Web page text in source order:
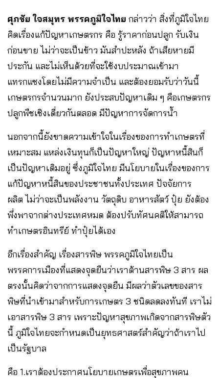
ศุภชัย ใจสมุทร พรรคภูมิใจไทย กล่าวว่า สิ่งที่ภูมิใจไทย
คิดเรื่องแก้ปัญหาเกษตรกร คือ รู้ราคาก่อนปลูก รับเงิน
ก่อนขาย ไม่ว่าจะเป็นข้าว มันสำปะหลัง ถ้าเสียหายมี
ประกัน และไม่เห็นด้วยที่จะใช้งบประมาณเข้ามา
แทรกแซงโดยไม่มีความจำเป็น และต้องยอมรับว่าวันนี้
เกษตรกรจำนวนมาก ยังประสบปัญหาเดิม ๆ คือเกษตรกร
ปลูกพืชเชิงเดี่ยวกันตลอด มีปัญหาการจัดการน้ำ
นอกจากนี้ยังขาดความเข้าใจในเรื่องของการทำเกษตรที่
เหมาะสม แหล่งเงินทุนก็เป็นปัญหาใหญ่ ปัญหาหนี้สินก็
เป็นปัญหาเดิมอยู่ ซึ่งภูมิใจไทย มีนโยบายในเรื่องของการ
แก้ปัญหาหนี้สินของประชาชนทั้งประเทศ ปัจจัยการ
ผลิต ไม่ว่าจะเป็นพลังงาน วัตถุดิบ อาหารสัตว์ ปุ๋ย ยังต้อง
พึ่งพาจากต่างประเทศหมด ต้องปรับทัศนคติให้สามารถ
ทำเกษตรอินทรีย์ ทำปุ๋ย​ได้เอง
อีกเรื่องสำคัญ เรื่องสารพิษ พรรคภูมิใจไทยเป็น
พรรคการเมืองที่แสดงจุดยืนว่าเราต้านสารพิษ 3 สาร ผล
ตรงนั้นคิดว่าจากการแสดงจุดยืน มีผลว่าตัวเลขของสาร
พิษที่นำเข้ามาสำหรับการเกษตร 3 ชนิดลดลงทันที เราไม่
เอาสารพิษ 3 สาร เพราะปัญหาสุขภาพเกิดจากสารพิษตัว
นี้ ภูมิใจไทยจะกำหนดเป็นยุทธศาสตร์สำคัญว่าถ้าเราไป
เป็นรัฐบาล
คือ 1.เราต้องประกาศนโยบายเกษตรเพื่อสุขภาพคน